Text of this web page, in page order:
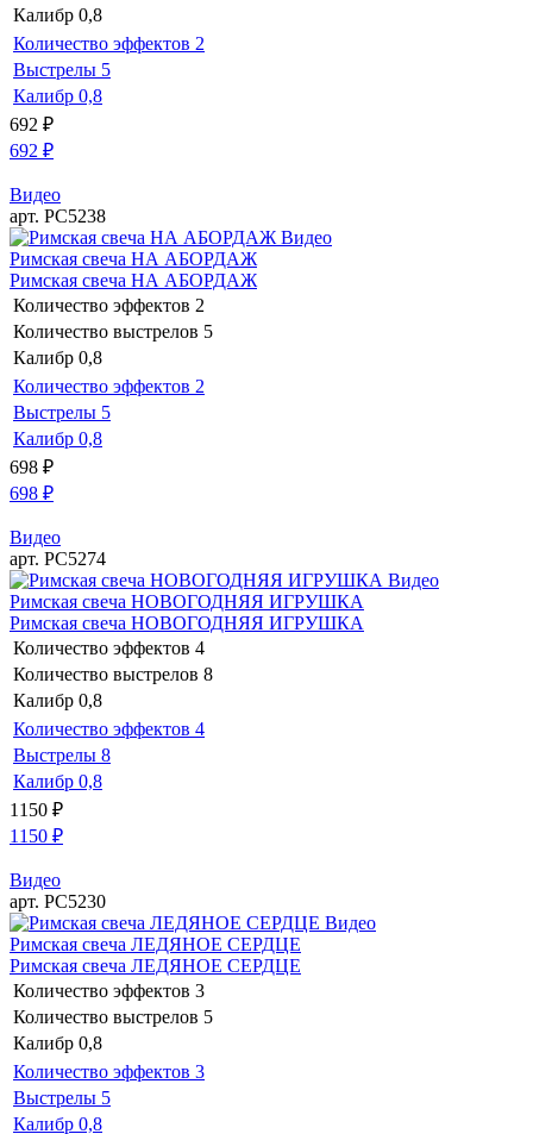
Калибр 0,8
Количество эффектов 2
Выстрелы 5
Калибр 0,8
692 ₽
692 ₽
Видео
арт. РС5238
Видео
Римская свеча НА АБОРДАЖ
Римская свеча НА АБОРДАЖ
Количество эффектов 2
Количество выстрелов 5
Калибр 0,8
Количество эффектов 2
Выстрелы 5
Калибр 0,8
698 ₽
698 ₽
Видео
арт. РС5274
Видео
Римская свеча НОВОГОДНЯЯ ИГРУШКА
Римская свеча НОВОГОДНЯЯ ИГРУШКА
Количество эффектов 4
Количество выстрелов 8
Калибр 0,8
Количество эффектов 4
Выстрелы 8
Калибр 0,8
1150 ₽
1150 ₽
Видео
арт. РС5230
Видео
Римская свеча ЛЕДЯНОЕ СЕРДЦЕ
Римская свеча ЛЕДЯНОЕ СЕРДЦЕ
Количество эффектов 3
Количество выстрелов 5
Калибр 0,8
Количество эффектов 3
Выстрелы 5
Калибр 0,8